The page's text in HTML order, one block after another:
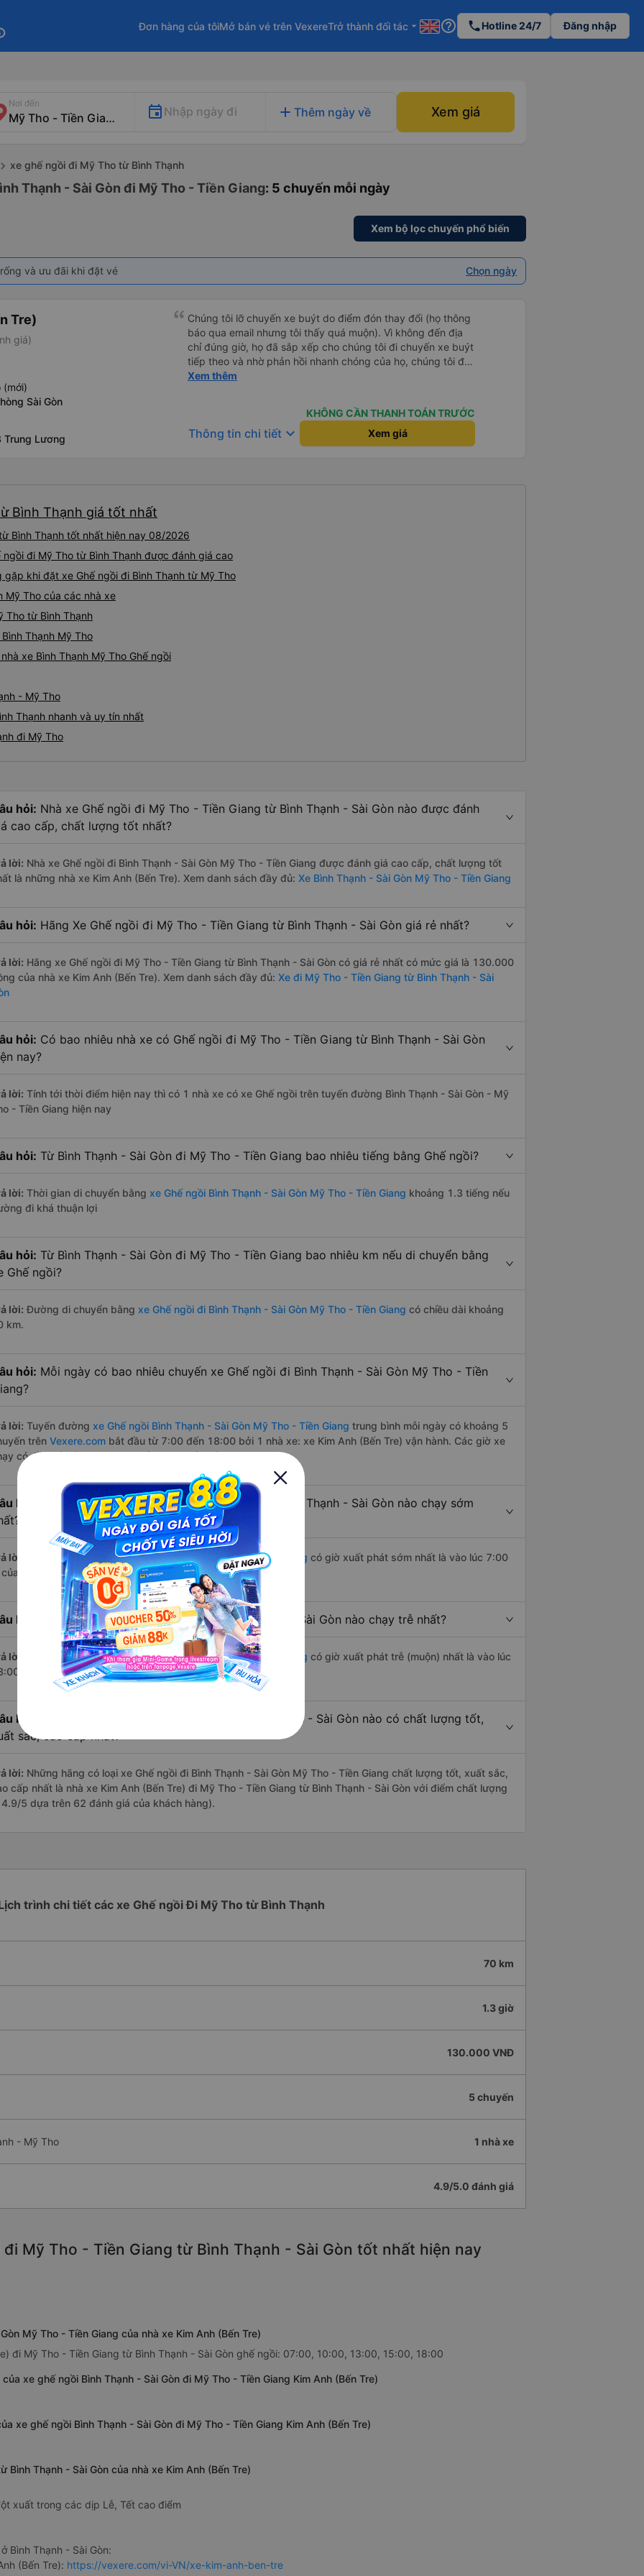
Đơn hàng của tôiMở bán vé trên VexereTrở thành đối tác arrow_drop_down help_outline phoneHotline 24/7 Đăng nhập
Nơi đến
Nhập ngày đi add Thêm ngày về Xem giá
xe ghế ngồi đi Mỹ Tho từ Bình Thạnh
Thạnh - Sài Gòn đi Mỹ Tho - Tiền Giang: 5 chuyến mỗi ngày
Xem bộ lọc chuyến phổ biến
và ưu đãi khi đặt vé Chọn ngày
Tre)
giá)
(mới)
Sài Gòn
Trung Lương
Chúng tôi lỡ chuyến xe buýt do điểm đón thay đổi (họ thông
báo qua email nhưng tôi thấy quá muộn). Vì không đến địa
chỉ đúng giờ, họ đã sắp xếp cho chúng tôi đi chuyến xe buýt
tiếp theo và nhờ phản hồi nhanh chóng của họ, chúng tôi đã
đến được điểm đến một cách suôn sẻ. Nhìn chung, trải
Xem thêm
KHÔNG CẦN THANH TOÁN TRƯỚC
Thông tin chi tiết keyboard_arrow_down Xem giá
Bình Thạnh giá tốt nhất
Bình Thạnh tốt nhất hiện nay 08/2026
ngồi đi Mỹ Tho từ Bình Thạnh được đánh giá cao
khi đặt xe Ghế ngồi đi Bình Thạnh từ Mỹ Tho
Mỹ Tho của các nhà xe
Tho từ Bình Thạnh
Thạnh Mỹ Tho
xe Bình Thạnh Mỹ Tho Ghế ngồi
- Mỹ Tho
Thạnh nhanh và uy tín nhất
đi Mỹ Tho
hỏi: Nhà xe Ghế ngồi đi Mỹ Tho - Tiền Giang từ Bình Thạnh - Sài Gòn nào được đánh
cao cấp, chất lượng tốt nhất?
lời: Nhà xe Ghế ngồi đi Bình Thạnh - Sài Gòn Mỹ Tho - Tiền Giang được đánh giá cao cấp, chất lượng tốt
là những nhà xe Kim Anh (Bến Tre). Xem danh sách đầy đủ: Xe Bình Thạnh - Sài Gòn Mỹ Tho - Tiền Giang
hỏi: Hãng Xe Ghế ngồi đi Mỹ Tho - Tiền Giang từ Bình Thạnh - Sài Gòn giá rẻ nhất?
lời: Hãng xe Ghế ngồi đi Mỹ Tho - Tiền Giang từ Bình Thạnh - Sài Gòn có giá rẻ nhất có mức giá là 130.000
của nhà xe Kim Anh (Bến Tre). Xem danh sách đầy đủ: Xe đi Mỹ Tho - Tiền Giang từ Bình Thạnh - Sài
hỏi: Có bao nhiêu nhà xe có Ghế ngồi đi Mỹ Tho - Tiền Giang từ Bình Thạnh - Sài Gòn
nay?
lời: Tính tới thời điểm hiện nay thì có 1 nhà xe có xe Ghế ngồi trên tuyến đường Bình Thạnh - Sài Gòn - Mỹ
- Tiền Giang hiện nay
hỏi: Từ Bình Thạnh - Sài Gòn đi Mỹ Tho - Tiền Giang bao nhiêu tiếng bằng Ghế ngồi?
lời: Thời gian di chuyển bằng xe Ghế ngồi Bình Thạnh - Sài Gòn Mỹ Tho - Tiền Giang khoảng 1.3 tiếng nếu
đi khá thuận lợi
hỏi: Từ Bình Thạnh - Sài Gòn đi Mỹ Tho - Tiền Giang bao nhiêu km nếu di chuyển bằng
Ghế ngồi?
lời: Đường di chuyển bằng xe Ghế ngồi đi Bình Thạnh - Sài Gòn Mỹ Tho - Tiền Giang có chiều dài khoảng
km.
hỏi: Mỗi ngày có bao nhiêu chuyến xe Ghế ngồi đi Bình Thạnh - Sài Gòn Mỹ Tho - Tiền
lời: Tuyến đường xe Ghế ngồi Bình Thạnh - Sài Gòn Mỹ Tho - Tiền Giang trung bình mỗi ngày có khoảng 5
trên Vexere.com bắt đầu từ 7:00 đến 18:00 bởi 1 nhà xe: xe Kim Anh (Bến Tre) vận hành. Các giờ xe
có đầy đủ cả ban ngày, buổi trưa, buổi chiều, ban đêm
hỏi:
Nhà xe Ghế ngồi đi Mỹ Tho - Tiền Giang từ Bình Thạnh - Sài Gòn nào chạy sớm
lời: ChuyếnGhế ngồi Bình Thạnh - Sài Gòn Mỹ Tho - Tiền Giang có giờ xuất phát sớm nhất là vào lúc 7:00
của nhà xe Kim Anh (Bến Tre).
hỏi: Nhà xe đi Mỹ Tho - Tiền Giang từ Bình Thạnh - Sài Gòn nào chạy trễ nhất?
lời: ChuyếnGhế ngồi Bình Thạnh - Sài Gòn Mỹ Tho - Tiền Giang có giờ xuất phát trễ (muộn) nhất là vào lúc
là của nhà xe Kim Anh (Bến Tre).
hỏi:
Review xe đi Mỹ Tho - Tiền Giang từ Bình Thạnh - Sài Gòn nào có chất lượng tốt,
sắc, cao cấp nhất?
lời: Những hãng có loại xe Ghế ngồi đi Bình Thạnh - Sài Gòn Mỹ Tho - Tiền Giang chất lượng tốt, xuất sắc,
cấp nhất là nhà xe Kim Anh (Bến Tre) đi Mỹ Tho - Tiền Giang từ Bình Thạnh - Sài Gòn với điểm chất lượng
4.9/5 dựa trên 62 đánh giá của khách hàng).
trình chi tiết các xe Ghế ngồi Đi Mỹ Tho từ Bình Thạnh
70 km
1.3 giờ
130.000 VNĐ
5 chuyến
- Mỹ Tho 1 nhà xe
4.9/5.0 đánh giá
đi Mỹ Tho - Tiền Giang từ Bình Thạnh - Sài Gòn tốt nhất hiện nay
Mỹ Tho - Tiền Giang của nhà xe Kim Anh (Bến Tre)
đi Mỹ Tho - Tiền Giang từ Bình Thạnh - Sài Gòn ghế ngồi: 07:00, 10:00, 13:00, 15:00, 18:00
xe ghế ngồi Bình Thạnh - Sài Gòn đi Mỹ Tho - Tiền Giang Kim Anh (Bến Tre)
xe ghế ngồi Bình Thạnh - Sài Gòn đi Mỹ Tho - Tiền Giang Kim Anh (Bến Tre)
Thạnh - Sài Gòn của nhà xe Kim Anh (Bến Tre)
xuất trong các dịp Lễ, Tết cao điểm
Bình Thạnh - Sài Gòn:
(Bến Tre): https://vexere.com/vi-VN/xe-kim-anh-ben-tre